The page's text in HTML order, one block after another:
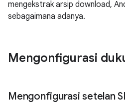
mengekstrak arsip download,
sebagaimana adanya.
Mengonfigurasi
Mengonfigurasi setelan